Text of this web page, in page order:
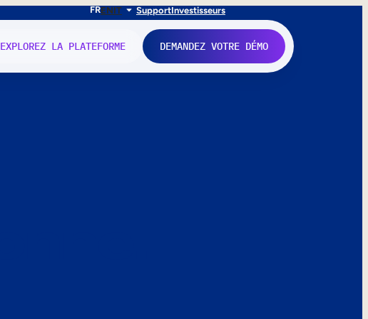
FRENIT SupportInvestisseurs
EXPLOREZ LA PLATEFORME DEMANDEZ VOTRE DÉMO